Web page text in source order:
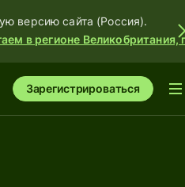
версию сайта (Россия).
в регионе Великобритания,
Зарегистрироваться